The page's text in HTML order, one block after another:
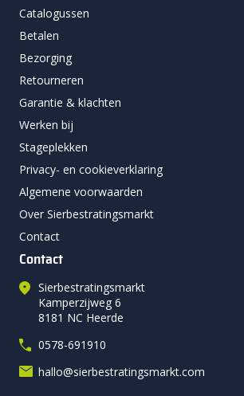
Catalogussen
Betalen
Bezorging
Retourneren
Garantie & klachten
Werken bij
Stageplekken
Privacy- en cookieverklaring
Algemene voorwaarden
Over Sierbestratingsmarkt
Contact
Contact
Sierbestratingsmarkt
Kamperzijweg 6
8181 NC Heerde
0578-691910
hallo@sierbestratingsmarkt.com